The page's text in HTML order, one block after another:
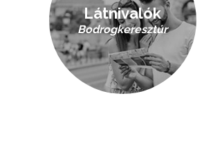
Látnivalók
Bodrogkeresztúr